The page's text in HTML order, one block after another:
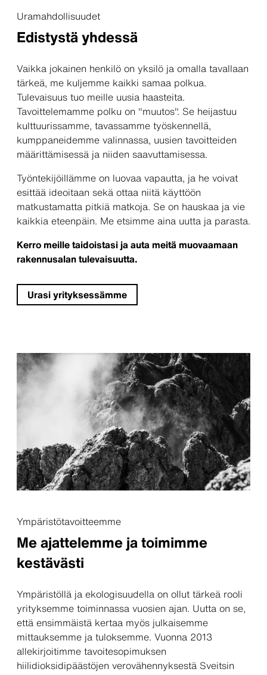
Uramahdollisuudet
Edistystä yhdessä
Vaikka jokainen henkilö on yksilö ja omalla tavallaan
tärkeä, me kuljemme kaikki samaa polkua.
Tulevaisuus tuo meille uusia haasteita.
Tavoittelemamme polku on "muutos". Se heijastuu
kulttuurissamme, tavassamme työskennellä,
kumppaneidemme valinnassa, uusien tavoitteiden
määrittämisessä ja niiden saavuttamisessa.
Työntekijöillämme on luovaa vapautta, ja he voivat
esittää ideoitaan sekä ottaa niitä käyttöön
matkustamatta pitkiä matkoja. Se on hauskaa ja vie
kaikkia eteenpäin. Me etsimme aina uutta ja parasta.
Kerro meille taidoistasi ja auta meitä muovaamaan
rakennusalan tulevaisuutta.
Urasi yrityksessämme
Ympäristötavoitteemme
Me ajattelemme ja toimimme
kestävästi
Ympäristöllä ja ekologisuudella on ollut tärkeä rooli
yrityksemme toiminnassa vuosien ajan. Uutta on se,
että ensimmäistä kertaa myös julkaisemme
mittauksemme ja tuloksemme. Vuonna 2013
allekirjoitimme tavoitesopimuksen
hiilidioksidipäästöjen verovähennyksestä Sveitsin